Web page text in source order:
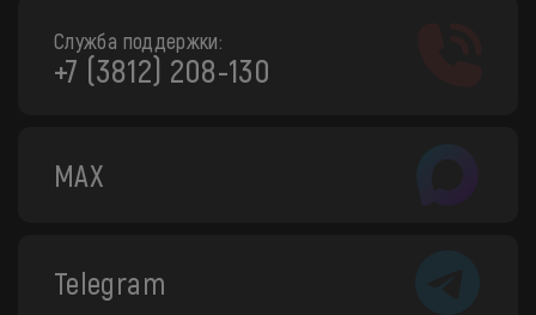
Служба поддержки:
+7 (3812) 208-130
MAX
Telegram